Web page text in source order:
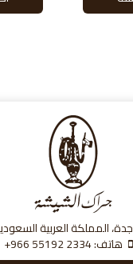
جدة، المملكة العربية
هاتف:‎+966 55192 2334